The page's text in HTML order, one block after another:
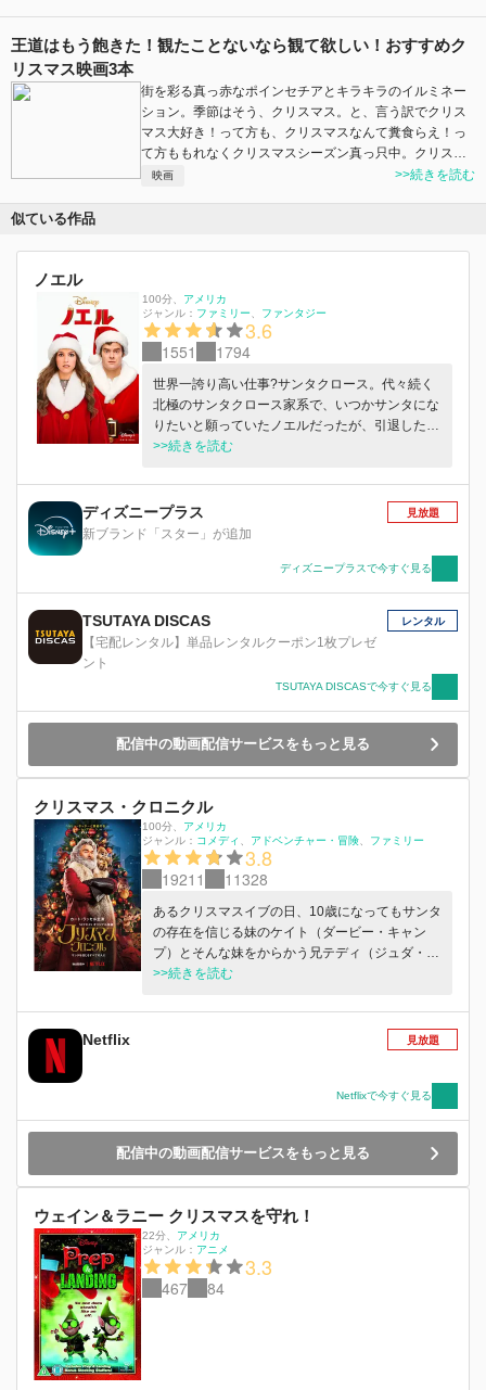
王道はもう飽きた！観たことないなら観て欲しい！おすすめク
リスマス映画3本
街を彩る真っ赤なポインセチアとキラキラのイルミネー
ション。季節はそう、クリスマス。と、言う訳でクリス
マス大好き！って方も、クリスマスなんて糞食らえ！っ
て方ももれなくクリスマスシーズン真っ只中。クリス…
映画 >>続きを読む
似ている作品
ノエル
100分
アメリカ
ジャンル： ファミリー ファンタジー
3.6
1551 1794
世界一誇り高い仕事?サンタクロース。代々続く
北極のサンタクロース家系で、いつかサンタにな
りたいと願っていたノエルだったが、引退した父
の跡を継ぐのは兄ニック。のはずが...プレッシャ
ノエルはソリに乗り込み<見習いサンタ>のニック
を連れ戻そうとしながら、自らの隠れた才能に気
づき始める...。世界中の子どもたちに夢と希望を
の冬、ディズニーが贈る、最高のクリスマス・フ
ァンタジー。
>>続きを読む
ディズニープラス
新ブランド「スター」が追加
見放題
ディズニープラスで今すぐ見る
TSUTAYA DISCAS
【宅配レンタル】単品レンタルクーポン1枚プレゼ
ント
レンタル
TSUTAYA DISCASで今すぐ見る
配信中の動画配信サービスをもっと見る
クリスマス・クロニクル
100分
アメリカ
ジャンル： コメディ アドベンチャー・冒険 ファミリー
3.8
19211 11328
あるクリスマスイブの日、10歳になってもサンタ
の存在を信じる妹のケイト（ダービー・キャン
プ）とそんな妹をからかう兄テディ（ジュダ・ル
イス）はサンタの姿をカメラに捉えようと計画し
レゼントを配る本物のサンタクロース（カート・
ラッセル）でした。しかし2人のせいでサンタの
ソリは墜落し、クリスマスに大ピンチが発生、果
>>続きを読む
Netflix 見放題
Netflixで今すぐ見る
配信中の動画配信サービスをもっと見る
ウェイン＆ラニー クリスマスを守れ！
22分
アメリカ
ジャンル： アニメ
3.3
467 84